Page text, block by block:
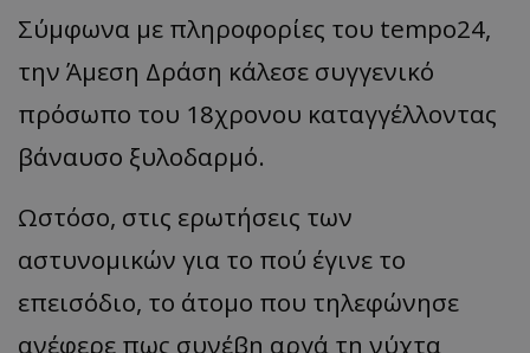
Σύμφωνα με πληροφορίες του tempo24,
την Άμεση Δράση κάλεσε συγγενικό
πρόσωπο του 18χρονου καταγγέλλοντας
βάναυσο ξυλοδαρμό.
Ωστόσο, στις ερωτήσεις των
αστυνομικών για το πού έγινε το
επεισόδιο, το άτομο που τηλεφώνησε
ανέφερε πως συνέβη αργά τη νύχτα